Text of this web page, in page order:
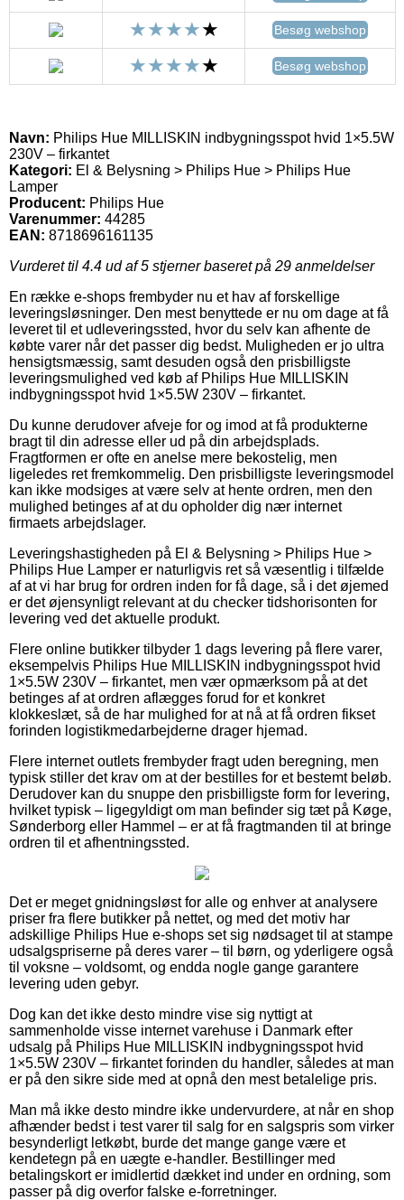
Besøg webshop
Besøg webshop
Navn: Philips Hue MILLISKIN indbygningsspot hvid 1×5.5W
230V – firkantet
Kategori: El & Belysning > Philips Hue > Philips Hue
Lamper
Producent: Philips Hue
Varenummer: 44285
EAN: 8718696161135
Vurderet til 4.4 ud af 5 stjerner baseret på 29 anmeldelser
En række e-shops frembyder nu et hav af forskellige
leveringsløsninger. Den mest benyttede er nu om dage at få
leveret til et udleveringssted, hvor du selv kan afhente de
købte varer når det passer dig bedst. Muligheden er jo ultra
hensigtsmæssig, samt desuden også den prisbilligste
leveringsmulighed ved køb af Philips Hue MILLISKIN
indbygningsspot hvid 1×5.5W 230V – firkantet.
Du kunne derudover afveje for og imod at få produkterne
bragt til din adresse eller ud på din arbejdsplads.
Fragtformen er ofte en anelse mere bekostelig, men
ligeledes ret fremkommelig. Den prisbilligste leveringsmodel
kan ikke modsiges at være selv at hente ordren, men den
mulighed betinges af at du opholder dig nær internet
firmaets arbejdslager.
Leveringshastigheden på El & Belysning > Philips Hue >
Philips Hue Lamper er naturligvis ret så væsentlig i tilfælde
af at vi har brug for ordren inden for få dage, så i det øjemed
er det øjensynligt relevant at du checker tidshorisonten for
levering ved det aktuelle produkt.
Flere online butikker tilbyder 1 dags levering på flere varer,
eksempelvis Philips Hue MILLISKIN indbygningsspot hvid
1×5.5W 230V – firkantet, men vær opmærksom på at det
betinges af at ordren aflægges forud for et konkret
klokkeslæt, så de har mulighed for at nå at få ordren fikset
forinden logistikmedarbejderne drager hjemad.
Flere internet outlets frembyder fragt uden beregning, men
typisk stiller det krav om at der bestilles for et bestemt beløb.
Derudover kan du snuppe den prisbilligste form for levering,
hvilket typisk – ligegyldigt om man befinder sig tæt på Køge,
Sønderborg eller Hammel – er at få fragtmanden til at bringe
ordren til et afhentningssted.
Det er meget gnidningsløst for alle og enhver at analysere
priser fra flere butikker på nettet, og med det motiv har
adskillige Philips Hue e-shops set sig nødsaget til at stampe
udsalgspriserne på deres varer – til børn, og yderligere også
til voksne – voldsomt, og endda nogle gange garantere
levering uden gebyr.
Dog kan det ikke desto mindre vise sig nyttigt at
sammenholde visse internet varehuse i Danmark efter
udsalg på Philips Hue MILLISKIN indbygningsspot hvid
1×5.5W 230V – firkantet forinden du handler, således at man
er på den sikre side med at opnå den mest betalelige pris.
Man må ikke desto mindre ikke undervurdere, at når en shop
afhænder bedst i test varer til salg for en salgspris som virker
besynderligt letkøbt, burde det mange gange være et
kendetegn på en uægte e-handler. Bestillinger med
betalingskort er imidlertid dækket ind under en ordning, som
passer på dig overfor falske e-forretninger.